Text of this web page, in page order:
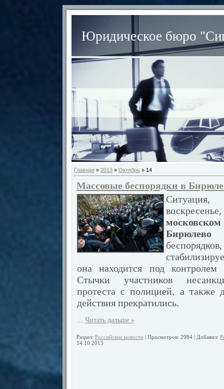
Юридическое бюро
Главная » 2013 » Октябрь » 14
Массовые беспорядки в
Бирюлево
она находится под контролем
Стычки участников
протеста с полицией, а также
действия прекратились.
Читать дальше »
Раздел: Российские новости | Просмотров: 2084 | Добавил:
14.10.2013